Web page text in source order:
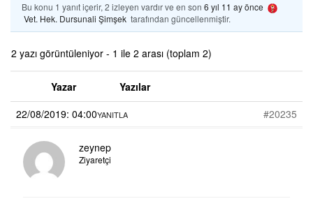
Bu konu 1 yanıt içerir, 2 izleyen vardır ve en son 6 yıl 11 ay önce
Vet. Hek. Dursunali Şimşek tarafından güncellenmiştir.
2 yazı görüntüleniyor - 1 ile 2 arası (toplam 2)
Yazar
Yazılar
22/08/2019: 04:00
#20235
YANITLA
zeynep
Ziyaretçi